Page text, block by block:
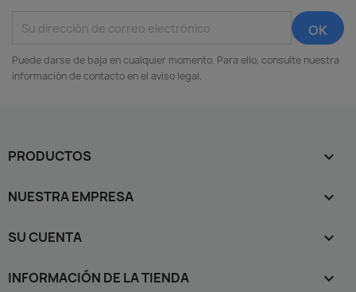
Puede darse de baja en cualquier momento. Para ello, consulte nuestra
información de contacto en el aviso legal.
PRODUCTOS 
NUESTRA EMPRESA 
SU CUENTA 
INFORMACIÓN DE LA TIENDA keyboard_arrow_down